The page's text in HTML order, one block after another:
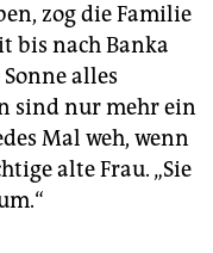
zog die Familie
bis nach Banka
alles
sind nur mehr ein
Mal weh, wenn
alte Frau. „Sie